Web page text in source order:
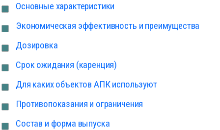
Основные характеристики
Экономическая эффективность и преимущества
Дозировка
Срок ожидания (каренция)
Для каких объектов АПК используют
Противопоказания и ограничения
Состав и форма выпуска